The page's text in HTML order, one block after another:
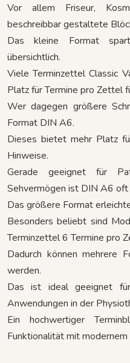
Vor allem Friseur,
beschreibbar gestaltete
Das kleine Format
übersichtlich.
Viele Terminzettel Classic
Platz für Termine pro Zettel
Wer dagegen größere
Format DIN A6.
Dieses bietet mehr Platz
Hinweise.
Gerade geeignet für
Sehvermögen ist DIN A6
Das größere Format
Besonders beliebt sind
Terminzettel 6 Termine pro
Dadurch können mehrere
werden.
Das ist ideal geeignet
Anwendungen in der
Ein hochwertiger
Funktionalität mit modernem